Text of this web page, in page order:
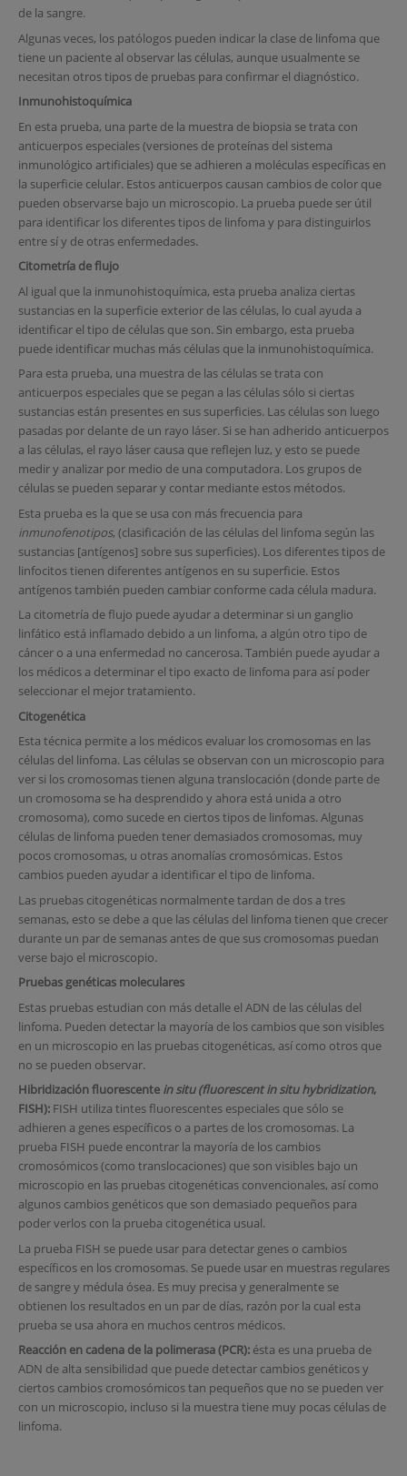
de la sangre.
Algunas veces, los patólogos pueden indicar la clase de linfoma que
tiene un paciente al observar las células, aunque usualmente se
necesitan otros tipos de pruebas para confirmar el diagnóstico.
Inmunohistoquímica
En esta prueba, una parte de la muestra de biopsia se trata con
anticuerpos especiales (versiones de proteínas del sistema
inmunológico artificiales) que se adhieren a moléculas específicas en
la superficie celular. Estos anticuerpos causan cambios de color que
pueden observarse bajo un microscopio. La prueba puede ser útil
para identificar los diferentes tipos de linfoma y para distinguirlos
entre sí y de otras enfermedades.
Citometría de flujo
Al igual que la inmunohistoquímica, esta prueba analiza ciertas
sustancias en la superficie exterior de las células, lo cual ayuda a
identificar el tipo de células que son. Sin embargo, esta prueba
puede identificar muchas más células que la inmunohistoquímica.
Para esta prueba, una muestra de las células se trata con
anticuerpos especiales que se pegan a las células sólo si ciertas
sustancias están presentes en sus superficies. Las células son luego
pasadas por delante de un rayo láser. Si se han adherido anticuerpos
a las células, el rayo láser causa que reflejen luz, y esto se puede
medir y analizar por medio de una computadora. Los grupos de
células se pueden separar y contar mediante estos métodos.
Esta prueba es la que se usa con más frecuencia para
inmunofenotipos, (clasificación de las células del linfoma según las
sustancias [antígenos] sobre sus superficies). Los diferentes tipos de
linfocitos tienen diferentes antígenos en su superficie. Estos
antígenos también pueden cambiar conforme cada célula madura.
La citometría de flujo puede ayudar a determinar si un ganglio
linfático está inflamado debido a un linfoma, a algún otro tipo de
cáncer o a una enfermedad no cancerosa. También puede ayudar a
los médicos a determinar el tipo exacto de linfoma para así poder
seleccionar el mejor tratamiento.
Citogenética
Esta técnica permite a los médicos evaluar los cromosomas en las
células del linfoma. Las células se observan con un microscopio para
ver si los cromosomas tienen alguna translocación (donde parte de
un cromosoma se ha desprendido y ahora está unida a otro
cromosoma), como sucede en ciertos tipos de linfomas. Algunas
células de linfoma pueden tener demasiados cromosomas, muy
pocos cromosomas, u otras anomalías cromosómicas. Estos
cambios pueden ayudar a identificar el tipo de linfoma.
Las pruebas citogenéticas normalmente tardan de dos a tres
semanas, esto se debe a que las células del linfoma tienen que crecer
durante un par de semanas antes de que sus cromosomas puedan
verse bajo el microscopio.
Pruebas genéticas moleculares
Estas pruebas estudian con más detalle el ADN de las células del
linfoma. Pueden detectar la mayoría de los cambios que son visibles
en un microscopio en las pruebas citogenéticas, así como otros que
no se pueden observar.
Hibridización fluorescente in situ (fluorescent in situ hybridization,
FISH):FISH utiliza tintes fluorescentes especiales que sólo se
adhieren a genes específicos o a partes de los cromosomas. La
prueba FISH puede encontrar la mayoría de los cambios
cromosómicos (como translocaciones) que son visibles bajo un
microscopio en las pruebas citogenéticas convencionales, así como
algunos cambios genéticos que son demasiado pequeños para
poder verlos con la prueba citogenética usual.
La prueba FISH se puede usar para detectar genes o cambios
específicos en los cromosomas. Se puede usar en muestras regulares
de sangre y médula ósea. Es muy precisa y generalmente se
obtienen los resultados en un par de días, razón por la cual esta
prueba se usa ahora en muchos centros médicos.
Reacción en cadena de la polimerasa (PCR): ésta es una prueba de
ADN de alta sensibilidad que puede detectar cambios genéticos y
ciertos cambios cromosómicos tan pequeños que no se pueden ver
con un microscopio, incluso si la muestra tiene muy pocas células de
linfoma.